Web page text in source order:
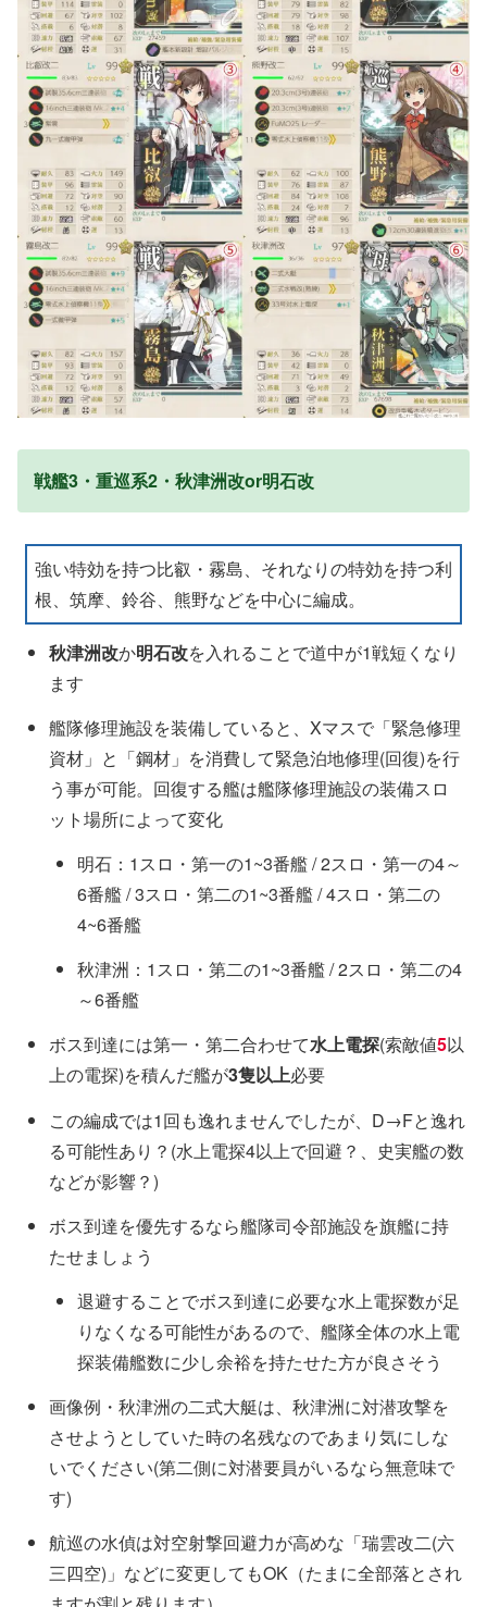
戦艦3・重巡系2・秋津洲改or明石改
強い特効を持つ比叡・霧島、それなりの特効を持つ利
根、筑摩、鈴谷、熊野などを中心に編成。
秋津洲改か明石改を入れることで道中が1戦短くなり
ます
艦隊修理施設を装備していると、Xマスで「緊急修理
資材」と「鋼材」を消費して緊急泊地修理(回復)を行
う事が可能。回復する艦は艦隊修理施設の装備スロ
ット場所によって変化
明石：1スロ・第一の1~3番艦 / 2スロ・第一の4～
6番艦 / 3スロ・第二の1~3番艦 / 4スロ・第二の
4~6番艦
秋津洲：1スロ・第二の1~3番艦 / 2スロ・第二の4
～6番艦
ボス到達には第一・第二合わせて水上電探(索敵値5以
上の電探)を積んだ艦が3隻以上必要
この編成では1回も逸れませんでしたが、D→Fと逸れ
る可能性あり？(水上電探4以上で回避？、史実艦の数
などが影響？)
ボス到達を優先するなら艦隊司令部施設を旗艦に持
たせましょう
退避することでボス到達に必要な水上電探数が足
りなくなる可能性があるので、艦隊全体の水上電
探装備艦数に少し余裕を持たせた方が良さそう
画像例・秋津洲の二式大艇は、秋津洲に対潜攻撃を
させようとしていた時の名残なのであまり気にしな
いでください(第二側に対潜要員がいるなら無意味で
す)
航巡の水偵は対空射撃回避力が高めな「瑞雲改二(六
三四空)」などに変更してもOK（たまに全部落とされ